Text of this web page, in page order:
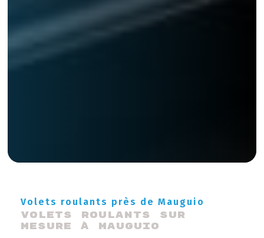
Volets roulants près de Mauguio
Volets roulants sur
mesure à Mauguio